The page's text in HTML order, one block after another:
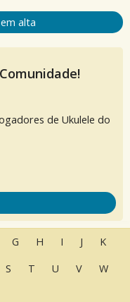
alta
de Ukulele do
G H I J
K
S T U V
W